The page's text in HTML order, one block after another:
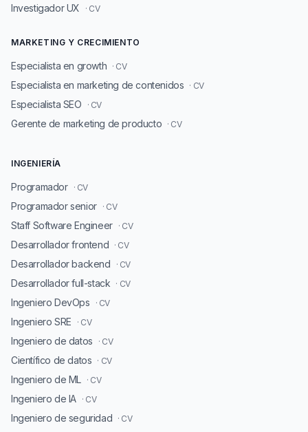
Investigador UX · CV
MARKETING Y CRECIMIENTO
Especialista en growth · CV
Especialista en marketing de contenidos · CV
Especialista SEO · CV
Gerente de marketing de producto · CV
INGENIERÍA
Programador · CV
Programador senior · CV
Staff Software Engineer · CV
Desarrollador frontend · CV
Desarrollador backend · CV
Desarrollador full-stack · CV
Ingeniero DevOps · CV
Ingeniero SRE · CV
Ingeniero de datos · CV
Científico de datos · CV
Ingeniero de ML · CV
Ingeniero de IA · CV
Ingeniero de seguridad · CV